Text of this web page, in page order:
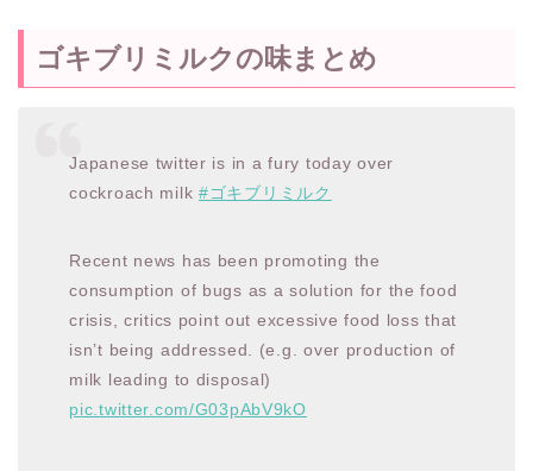
ゴキブリミルクの味まとめ
Japanese twitter is in a fury today over
cockroach milk #ゴキブリミルク
Recent news has been promoting the
consumption of bugs as a solution for the food
crisis, critics point out excessive food loss that
isn’t being addressed. (e.g. over production of
milk leading to disposal)
pic.twitter.com/G03pAbV9kO